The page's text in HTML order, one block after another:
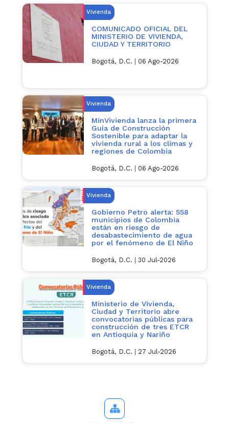
Vivienda
COMUNICADO OFICIAL DEL
MINISTERIO DE VIVIENDA,
CIUDAD Y TERRITORIO
Bogotá, D.C. 06 Ago-2026
Vivienda
MinVivienda lanza la primera
Guía de Construcción
Sostenible para adaptar la
vivienda rural a los climas y
regiones de Colombia
Bogotá, D.C. 06 Ago-2026
Vivienda
Gobierno Petro alerta: 558
municipios de Colombia
están en riesgo de
desabastecimiento de agua
por el fenómeno de El Niño
Bogotá, D.C. 30 Jul-2026
Vivienda
Ministerio de Vivienda,
Ciudad y Territorio abre
convocatorias públicas para
construcción de tres ETCR
en Antioquia y Nariño
Bogotá, D.C. 27 Jul-2026